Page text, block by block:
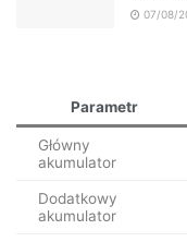
07/08/
Parametr
Główny
akumulator
Dodatkowy
akumulator